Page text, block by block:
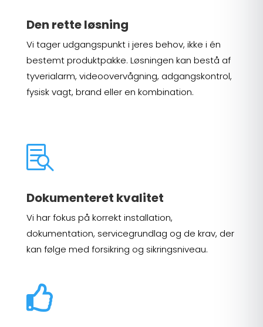
Den rette løsning
Vi tager udgangspunkt i jeres behov, ikke i én
bestemt produktpakke. Løsningen kan bestå af
tyverialarm, videoovervågning, adgangskontrol,
fysisk vagt, brand eller en kombination.

Dokumenteret kvalitet
Vi har fokus på korrekt installation,
dokumentation, servicegrundlag og de krav, der
kan følge med forsikring og sikringsniveau.
